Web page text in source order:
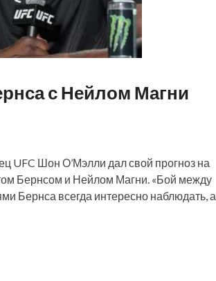
с Нейлом Магни
UFC Шон О’Мэлли дал свой прогноз на
Бернсом и Нейлом Магни. «Бой между
Бернса всегда интересно наблюдать, а